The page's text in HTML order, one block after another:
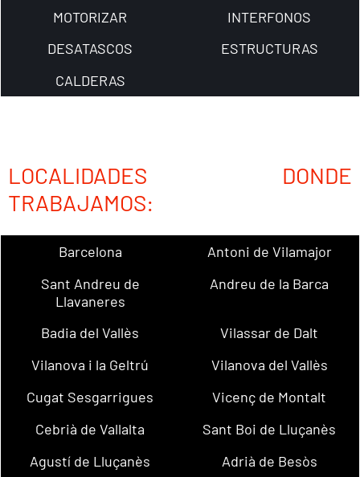
MOTORIZAR
INTERFONOS
DESATASCOS
ESTRUCTURAS
CALDERAS
LOCALIDADES DONDE
TRABAJAMOS:
Barcelona
Antoni de Vilamajor
Sant Andreu de
Llavaneres
Andreu de la Barca
Badia del Vallès
Vilassar de Dalt
Vilanova i la Geltrú
Vilanova del Vallès
Cugat Sesgarrigues
Vicenç de Montalt
Cebrià de Vallalta
Sant Boi de Lluçanès
Agustí de Lluçanès
Adrià de Besòs